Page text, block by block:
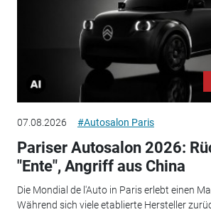
07.08.2026 #Autosalon Paris
Pariser Autosalon 2026:
"Ente", Angriff aus China
Die Mondial de l'Auto in Paris erlebt einen
Während sich viele etablierte Hersteller